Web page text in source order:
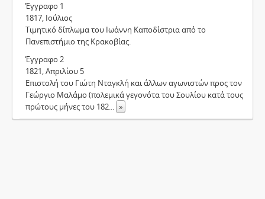
Έγγραφο 1
1817, Ιούλιος
Τιμητικό δίπλωμα του Ιωάννη Καποδίστρια από το
Πανεπιστήμιο της Κρακοβίας.
Έγγραφο 2
1821, Απριλίου 5
Επιστολή του Γιώτη Νταγκλή και άλλων αγωνιστών προς τον
Γεώργιο Μαλάμο (πολεμικά γεγονότα του Σουλίου κατά τους
πρώτους μήνες του 182... »